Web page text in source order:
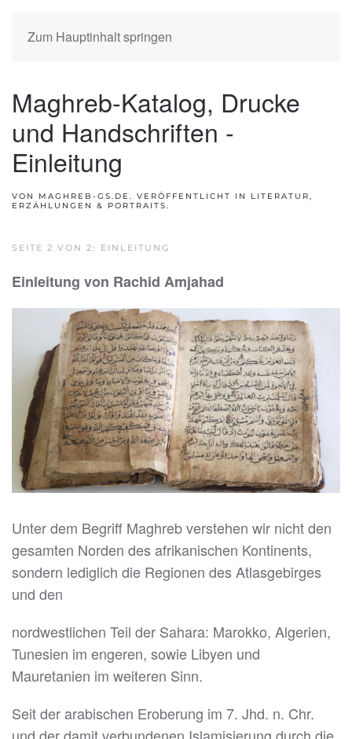
Zum Hauptinhalt springen
Maghreb-Katalog, Drucke
und Handschriften -
Einleitung
VON MAGHREB-GS.DE. VERÖFFENTLICHT IN LITERATUR,
ERZÄHLUNGEN & PORTRAITS.
SEITE 2 VON 2: EINLEITUNG
Einleitung von Rachid Amjahad
Unter dem Begriff Maghreb verstehen wir nicht den
gesamten Norden des afrikanischen Kontinents,
sondern lediglich die Regionen des Atlasgebirges
und den
nordwestlichen Teil der Sahara: Marokko, Algerien,
Tunesien im engeren, sowie Libyen und
Mauretanien im weiteren Sinn.
Seit der arabischen Eroberung im 7. Jhd. n. Chr.